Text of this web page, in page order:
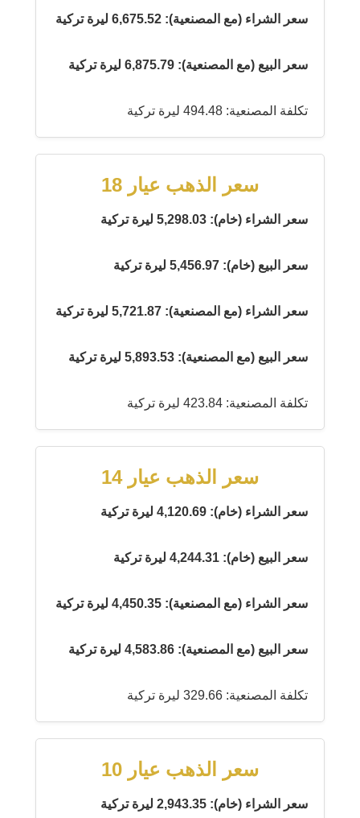
سعر الشراء (مع المصنعية): 6,675.52 ليرة تركية
سعر البيع (مع المصنعية): 6,875.79 ليرة تركية
تكلفة المصنعية: 494.48 ليرة تركية
سعر الذهب عيار 18
سعر الشراء (خام): 5,298.03 ليرة تركية
سعر البيع (خام): 5,456.97 ليرة تركية
سعر الشراء (مع المصنعية): 5,721.87 ليرة تركية
سعر البيع (مع المصنعية): 5,893.53 ليرة تركية
تكلفة المصنعية: 423.84 ليرة تركية
سعر الذهب عيار 14
سعر الشراء (خام): 4,120.69 ليرة تركية
سعر البيع (خام): 4,244.31 ليرة تركية
سعر الشراء (مع المصنعية): 4,450.35 ليرة تركية
سعر البيع (مع المصنعية): 4,583.86 ليرة تركية
تكلفة المصنعية: 329.66 ليرة تركية
سعر الذهب عيار 10
سعر الشراء (خام): 2,943.35 ليرة تركية